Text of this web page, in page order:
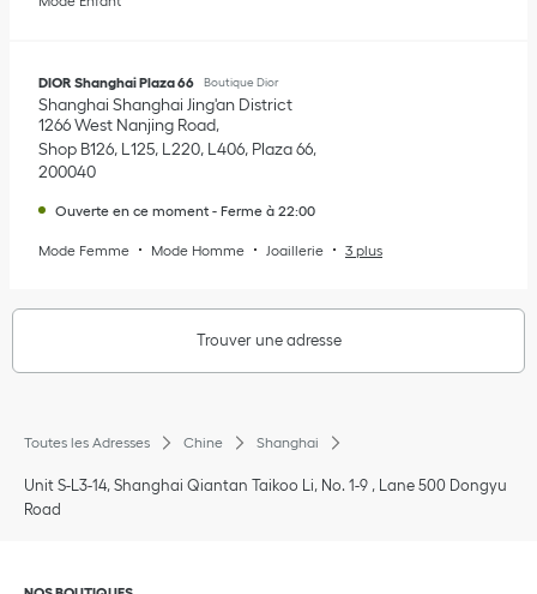
DIOR Shanghai Plaza 66 Boutique Dior
Shanghai Shanghai Jing'an District
1266 West Nanjing Road
Shop B126, L125, L220, L406, Plaza 66
200040
Ouverte en ce moment - Ferme à 22:00
Mode Femme Mode Homme Joaillerie 3 plus
Trouver une adresse
Toutes les Adresses Chine Shanghai
Unit S-L3-14, Shanghai Qiantan Taikoo Li, No. 1-9 , Lane 500 Dongyu
Road
Cliquer pour agrandir ou pour réduire le contenu